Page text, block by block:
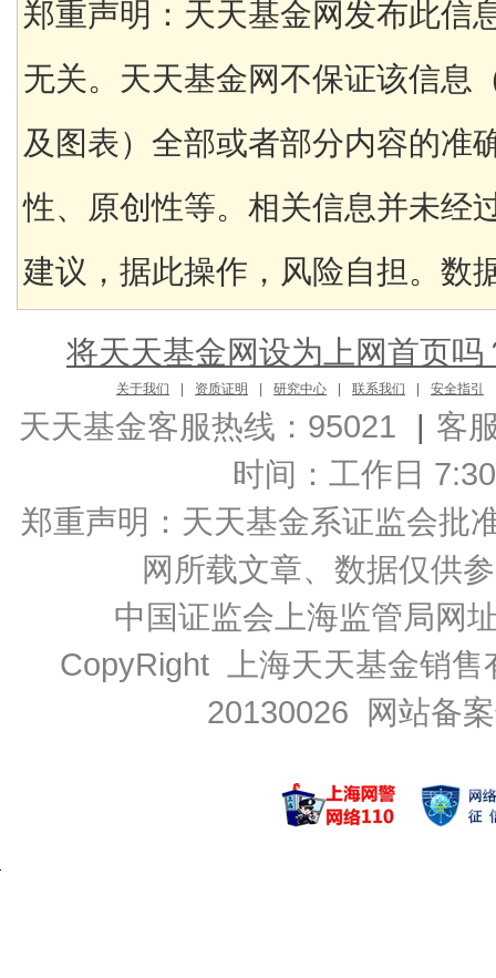
郑重声明：天天基金网发布此信
无关。天天基金网不保证该信息
及图表）全部或者部分内容的准
性、原创性等。相关信息并未经
建议，据此操作，风险自担。数
将天天基金网设为上网首页吗
关于我们 资质证明 研究中心 联系我们 安全指引
天天基金客服热线：95021 | 客
时间：工作日
郑重声明： 天天基金系证监会批
网所载文章、数据仅供
中国证监会上海监管局网
CopyRight 上海天天基金销
20130026 网站备